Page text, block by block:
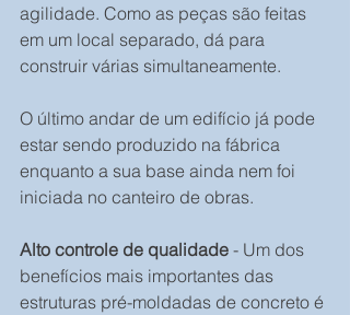
agilidade. Como as peças são feitas
em um local separado, dá para
construir várias simultaneamente.
O último andar de um edifício já pode
estar sendo produzido na fábrica
enquanto a sua base ainda nem foi
iniciada no canteiro de obras.
Alto controle de qualidade - Um dos
benefícios mais importantes das
estruturas pré-moldadas de concreto é